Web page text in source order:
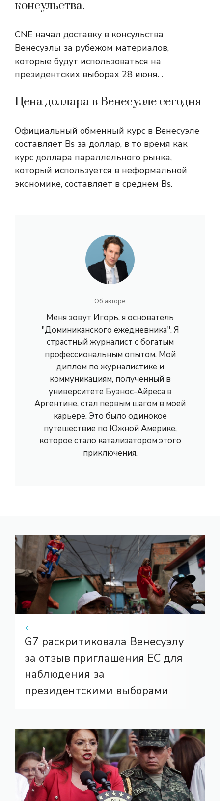
консульства.
CNE начал доставку в консульства
Венесуэлы за рубежом материалов,
которые будут использоваться на
президентских выборах 28 июня. .
Цена доллара в Венесуэле сегодня
Официальный обменный курс в Венесуэле
составляет Bs за доллар, в то время как
курс доллара параллельного рынка,
который используется в неформальной
экономике, составляет в среднем Bs.
Об авторе
Меня зовут Игорь, я основатель
"Доминиканского ежедневника". Я
страстный журналист с богатым
профессиональным опытом. Мой
диплом по журналистике и
коммуникациям, полученный в
университете Буэнос-Айреса в
Аргентине, стал первым шагом в моей
карьере. Это было одинокое
путешествие по Южной Америке,
которое стало катализатором этого
приключения.
G7 раскритиковала Венесуэлу
за отзыв приглашения ЕС для
наблюдения за
президентскими выборами